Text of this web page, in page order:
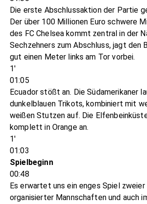
Die erste Abschlussaktion der Partie
Der über 100 Millionen Euro schwere
des FC Chelsea kommt zentral in der
Sechzehners zum Abschluss, jagt den
gut einen Meter links am Tor vorbei.
1'
01:05
Ecuador stößt an. Die Südamerikaner
dunkelblauen Trikots, kombiniert mit
weißen Stutzen auf. Die
komplett in Orange an.
1'
01:03
Spielbeginn
00:48
Es erwartet uns ein enges Spiel zweier
organisierter Mannschaften und auch